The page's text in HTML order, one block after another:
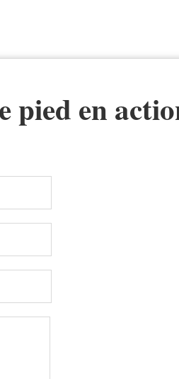
pied en